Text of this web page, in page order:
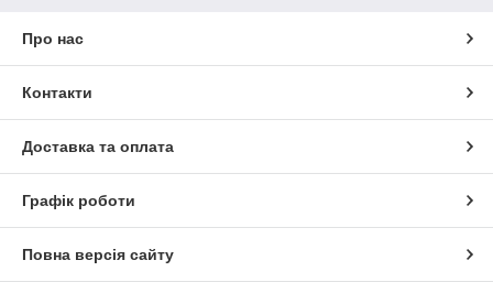
Про нас
Контакти
Доставка та оплата
Графік роботи
Повна версія сайту